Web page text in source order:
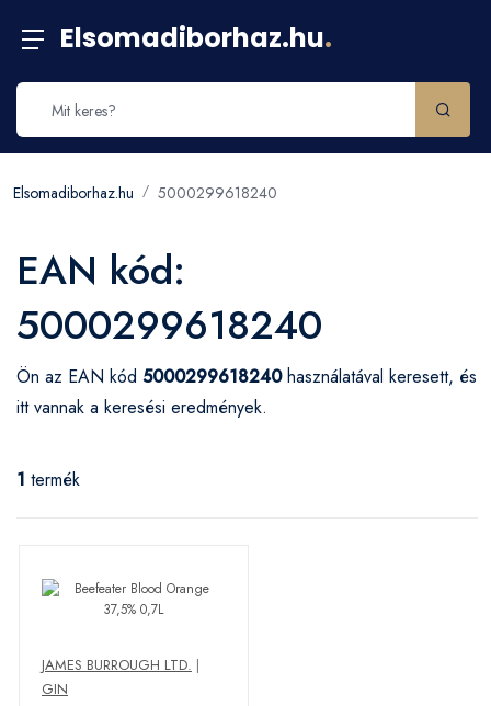
Elsomadiborhaz.hu.
Elsomadiborhaz.hu 5000299618240
EAN kód:
5000299618240
Ön az EAN kód 5000299618240használatával keresett, és
itt vannak a keresési eredmények.
1 termék
JAMES BURROUGH LTD. |
GIN